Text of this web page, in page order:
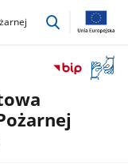
przejdź
okno